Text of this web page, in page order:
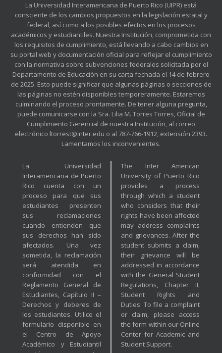
La Universidad Interamericana de Puerto Rico (UIPR) está
consciente de los cambios propuestos en la legislación estatal y
federal, así como a los posibles efectos en los procesos
académicos y estudiantiles. Nuestra Institución, comprometida con
los requisitos de cumplimiento, está llevando a cabo cambios en
su portal web y documentación oficial para reflejar el cumplimiento
con la normativa sobre subvenciones federales solicitada por el
Departamento de Educación en su carta fechada el 14 de febrero
de 2025. Esto puede significar que algunas páginas o secciones de
las páginas no estén disponibles temporeramente. Estaremos
culminando el proceso prontamente. De tener alguna pregunta,
puede comunicarse con la Sra. Lilia M. Torres Torres, Oficial de
Cumplimiento Gerencial de nuestra Institución, al correo
electrónico ltorrest@inter.edu o al 787-766-1912, extensión 2393.
Lamentamos los inconvenientes.
La Universidad
Interamericana de Puerto
Rico cuenta con un
proceso para que sus
estudiantes presenten
sus reclamaciones
cuando entienden que
sus derechos han sido
afectados. Una vez
sometida, la reclamación
será atendida en
conformidad con el
Reglamento General de
Estudiantes, Capítulo II –
Derechos y deberes de
los estudiantes. Utilice el
formulario disponible en
el Centro de Apoyo
Académico y Estudiantil
The Inter American
University of Puerto Rico
provides a process
through which a student
who considers that their
rights have been affected
may address complaints
and grievances. After the
student submits a claim,
their grievance will be
addressed in accordance
with the General Student
Regulations, Chapter II,
Student Rights and
Duties. To file a complaint
or claim, please access
the form within our Online
Center for Academic and
Student Support.